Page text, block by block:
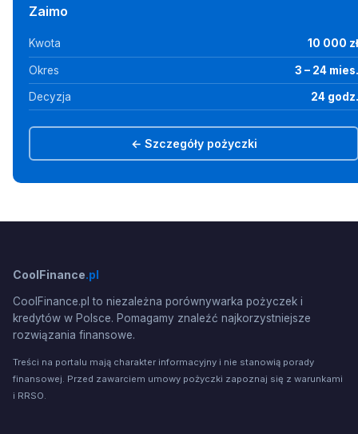
Zaimo
Kwota 10 000 zł
Okres 3 – 24 mies.
Decyzja 24 godz.
← Szczegóły pożyczki
CoolFinance.pl
CoolFinance.pl to niezależna porównywarka pożyczek i
kredytów w Polsce. Pomagamy znaleźć najkorzystniejsze
rozwiązania finansowe.
Treści na portalu mają charakter informacyjny i nie stanowią porady
finansowej. Przed zawarciem umowy pożyczki zapoznaj się z warunkami
i RRSO.